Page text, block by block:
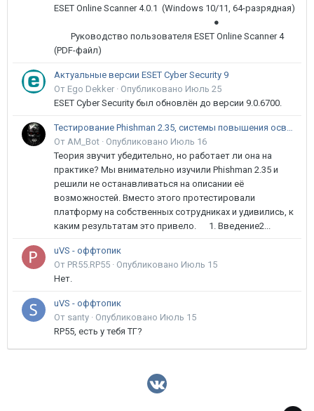
ESET Online Scanner 4.0.1 (Windows 10/11, 64-разрядная)
●
Руководство пользователя ESET Online Scanner 4
(PDF-файл)
Актуальные версии ESET Cyber Security 9
От Ego Dekker · Опубликовано Июль 25
ESET Cyber Security был обновлён до версии 9.0.6700.
Тестирование Phishman 2.35, системы повышения осведомлённости пользователей в сфере ИБ
От AM_Bot · Опубликовано Июль 16
Теория звучит убедительно, но работает ли она на
практике? Мы внимательно изучили Phishman 2.35 и
решили не останавливаться на описании её
возможностей. Вместо этого протестировали
платформу на собственных сотрудниках и удивились, к
каким результатам это привело. 1. Введение2...
uVS - оффтопик
От PR55.RP55 · Опубликовано Июль 15
Нет.
uVS - оффтопик
От santy · Опубликовано Июль 15
RP55, есть у тебя ТГ?